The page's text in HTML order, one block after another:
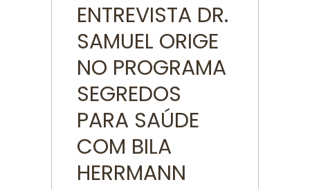
ENTREVISTA DR.
SAMUEL ORIGE
NO PROGRAMA
SEGREDOS
PARA SAÚDE
COM BILA
HERRMANN